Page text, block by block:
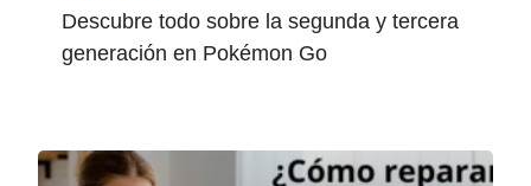
Descubre todo sobre la segunda y tercera
generación en Pokémon Go